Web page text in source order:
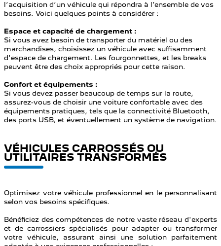
l’acquisition d’un véhicule qui répondra à l’ensemble de vos
besoins. Voici quelques points à considérer :
Espace et capacité de chargement :
Si vous avez besoin de transporter du matériel ou des
marchandises, choisissez un véhicule avec suffisamment
d'espace de chargement. Les fourgonnettes, et les breaks
peuvent être des choix appropriés pour cette raison.
Confort et équipements :
Si vous devez passer beaucoup de temps sur la route,
assurez-vous de choisir une voiture confortable avec des
équipements pratiques, tels que la connectivité Bluetooth,
des ports USB, et éventuellement un système de navigation.
VÉHICULES CARROSSÉS OU
UTILITAIRES TRANSFORMÉS
Optimisez votre véhicule professionnel en le personnalisant
selon vos besoins spécifiques.
Bénéficiez des compétences de notre vaste réseau d'experts
et de carrossiers spécialisés pour adapter ou transformer
votre véhicule, assurant ainsi une solution parfaitement